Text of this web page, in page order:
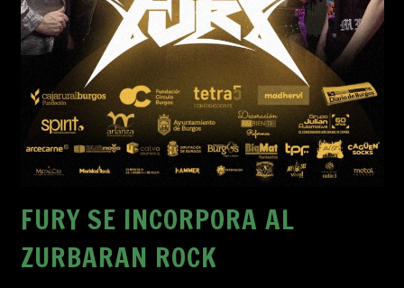
FURY SE INCORPORA AL
ZURBARAN ROCK